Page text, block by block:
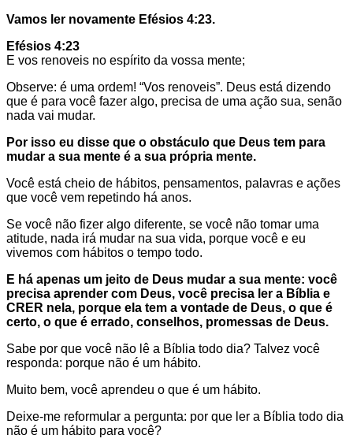
Vamos ler novamente Efésios 4:23.
Efésios 4:23
E vos renoveis no espírito da vossa mente;
Observe: é uma ordem! “Vos renoveis”. Deus está dizendo
que é para você fazer algo, precisa de uma ação sua, senão
nada vai mudar.
Por isso eu disse que o obstáculo que Deus tem para
mudar a sua mente é a sua própria mente.
Você está cheio de hábitos, pensamentos, palavras e ações
que você vem repetindo há anos.
Se você não fizer algo diferente, se você não tomar uma
atitude, nada irá mudar na sua vida, porque você e eu
vivemos com hábitos o tempo todo.
E há apenas um jeito de Deus mudar a sua mente: você
precisa aprender com Deus, você precisa ler a Bíblia e
CRER nela, porque ela tem a vontade de Deus, o que é
certo, o que é errado, conselhos, promessas de Deus.
Sabe por que você não lê a Bíblia todo dia? Talvez você
responda: porque não é um hábito.
Muito bem, você aprendeu o que é um hábito.
Deixe-me reformular a pergunta: por que ler a Bíblia todo dia
não é um hábito para você?